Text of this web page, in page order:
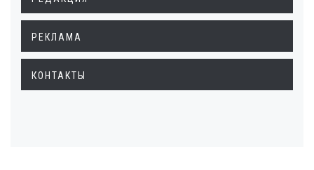
РЕКЛАМА
КОНТАКТЫ